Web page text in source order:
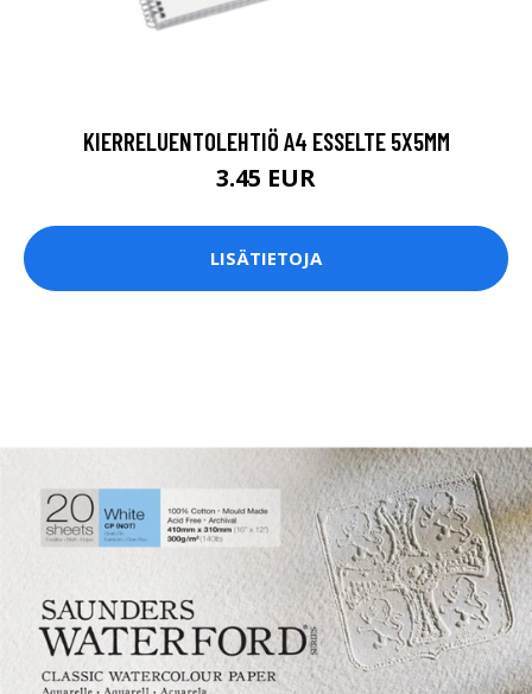
KIERRELUENTOLEHTIÖ A4 ESSELTE 5X5MM
3.45 EUR
LISÄTIETOJA